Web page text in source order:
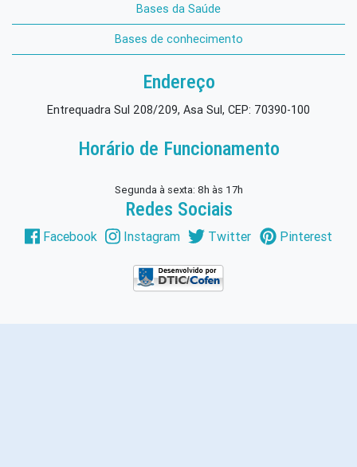
Bases da Saúde
Bases de conhecimento
Endereço
Entrequadra Sul 208/209, Asa Sul, CEP: 70390-100
Horário de Funcionamento
Segunda à sexta: 8h às 17h
Redes Sociais
Facebook Instagram Twitter Pinterest